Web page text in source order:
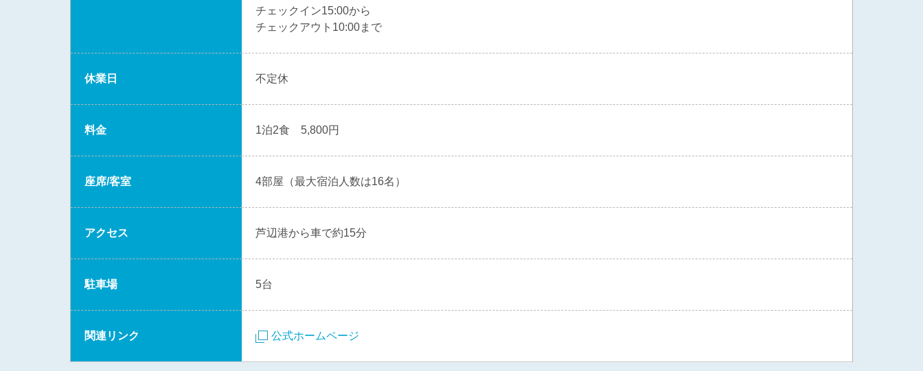
チェックイン15:00から
チェックアウト10:00まで
休業日 不定休
料金 1泊2食 5,800円
座席/客室 4部屋（最大宿泊人数は16名）
アクセス 芦辺港から車で約15分
駐車場 5台
関連リンク 公式ホームページ